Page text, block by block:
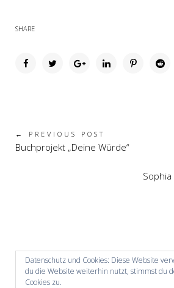
SHARE
← PREVIOUS POST
Buchprojekt „Deine Würde“
Datenschutz und Cookies: Diese Website
du die Website weiterhin nutzt, stimmst du
Cookies zu.